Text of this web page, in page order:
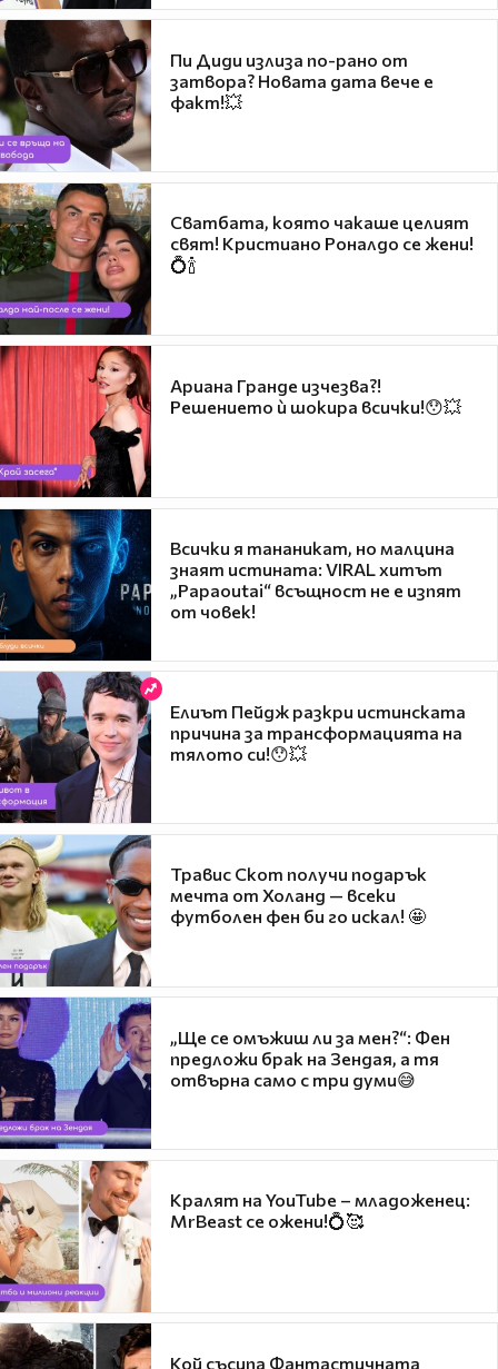
Пи Диди излиза по-рано от
затвора? Новата дата вече е
факт!💥
Сватбата, която чакаше целият
свят! Кристиано Роналдо се жени!
💍🍾
Ариана Гранде изчезва?!
Решението ѝ шокира всички!😯💥
Всички я тананикат, но малцина
знаят истината: VIRAL хитът
„Papaoutai“ всъщност не е изпят
от човек!
Елиът Пейдж разкри истинската
причина за трансформацията на
тялото си!😯💥
Травис Скот получи подарък
мечта от Холанд — всеки
футболен фен би го искал! 🤩
„Ще се омъжиш ли за мен?“: Фен
предложи брак на Зендая, а тя
отвърна само с три думи😅
Кралят на YouTube – младоженец:
MrBeast се ожени!💍🥰
Кой съсипа Фантастичната